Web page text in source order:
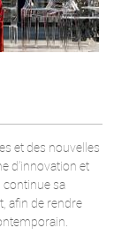
et des nouvelles
d’innovation et
continue sa
afin de rendre